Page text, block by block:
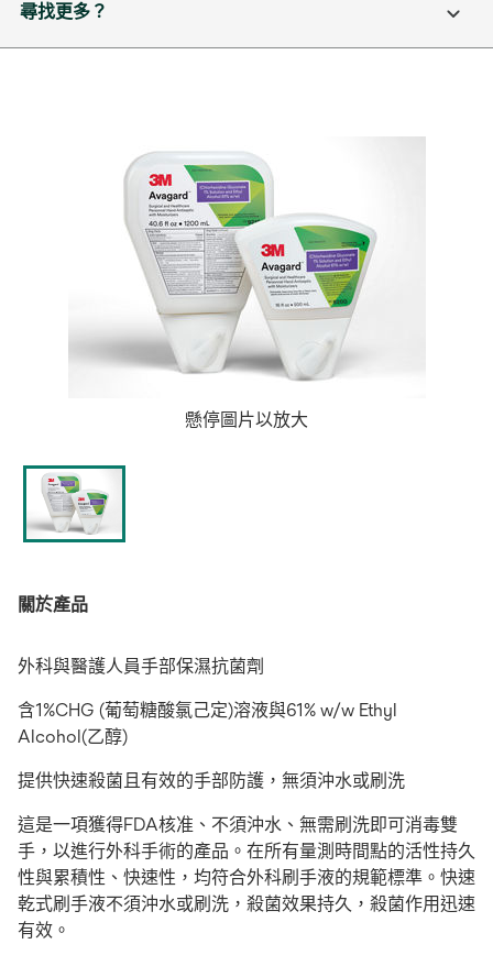
尋找更多？
懸停圖片以放大
關於產品
外科與醫護人員手部保濕抗菌劑
含1%CHG (葡萄糖酸氯己定)溶液與61% w/w Ethyl
Alcohol(乙醇)
提供快速殺菌且有效的手部防護，無須沖水或刷洗
這是一項獲得FDA核准、不須沖水、無需刷洗即可消毒雙
手，以進行外科手術的產品。在所有量測時間點的活性持久
性與累積性、快速性，均符合外科刷手液的規範標準。快速
乾式刷手液不須沖水或刷洗，殺菌效果持久，殺菌作用迅速
有效。